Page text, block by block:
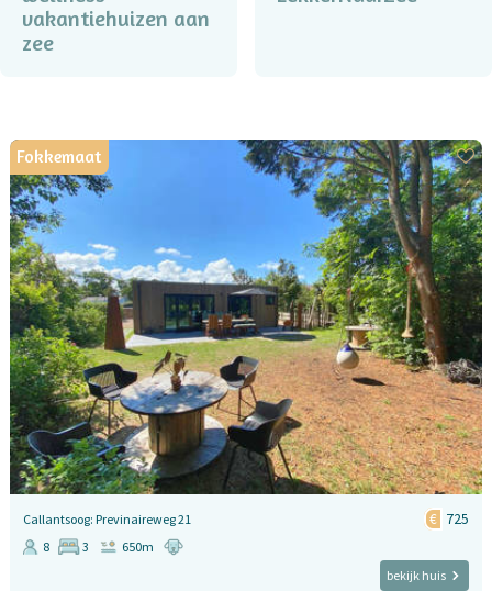
vakantiehuizen aan
zee
Fokkemaat
Callantsoog: Previnaireweg 21 725
8 3
650m
bekijk huis